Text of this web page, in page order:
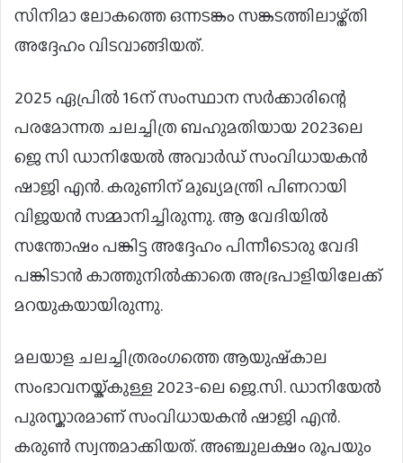
സിനിമാ ലോകത്തെ ഒന്നടങ്കം സങ്കടത്തിലാഴ്ത്തി
അദ്ദേഹം വിടവാങ്ങിയത്.
2025 ഏപ്രില്‍ 16ന് സംസ്ഥാന സര്‍ക്കാരിന്റെ
പരമോന്നത ചലച്ചിത്ര ബഹുമതിയായ 2023ലെ
ജെ സി ഡാനിയേല്‍ അവാര്‍ഡ് സംവിധായകന്‍
ഷാജി എന്‍. കരുണിന് മുഖ്യമന്ത്രി പിണറായി
വിജയന്‍ സമ്മാനിച്ചിരുന്നു. ആ വേദിയില്‍
സന്തോഷം പങ്കിട്ട അദ്ദേഹം പിന്നീടൊരു വേദി
പങ്കിടാന്‍ കാത്തുനില്‍ക്കാതെ അഭ്രപാളിയിലേക്ക്
മറയുകയായിരുന്നു.
മലയാള ചലച്ചിത്രരംഗത്തെ ആയുഷ്‌കാല
സംഭാവനയ്ക്കുള്ള 2023-ലെ ജെ.സി. ഡാനിയേൽ
പുരസ്കാരമാണ് സംവിധായകൻ ഷാജി എൻ.
കരുണ്‍ സ്വന്തമാക്കിയത്. അഞ്ചുലക്ഷം രൂപയും